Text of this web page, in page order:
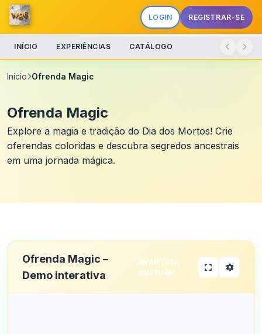
LOGIN REGISTRAR-SE
INÍCIO EXPERIÊNCIAS CATÁLOGO
Início Ofrenda Magic
Ofrenda Magic
Explore a magia e tradição do Dia dos Mortos! Crie
oferendas coloridas e descubra segredos ancestrais
em uma jornada mágica.
Ofrenda Magic –
Demo interativa
AVENTURA
CULTURAL